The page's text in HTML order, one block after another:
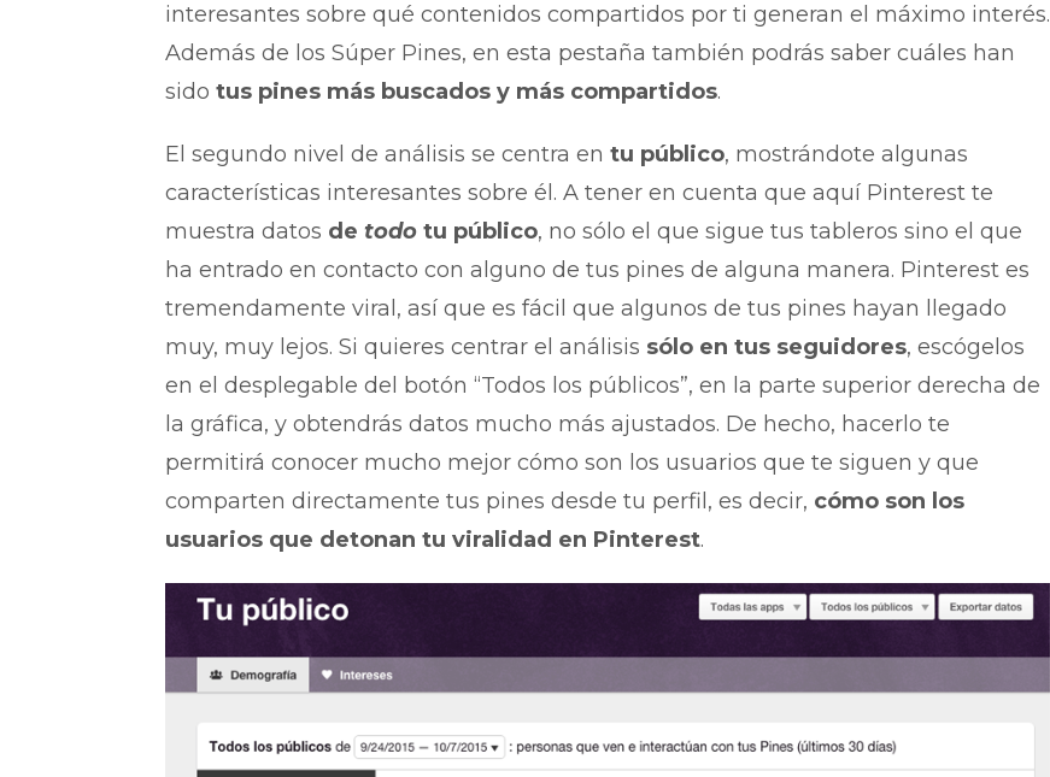
interesantes sobre qué contenidos compartidos por ti generan el máximo interés.
Además de los Súper Pines, en esta pestaña también podrás saber cuáles han
sido tus pines más buscados y más compartidos.
El segundo nivel de análisis se centra en tu público, mostrándote algunas
características interesantes sobre él. A tener en cuenta que aquí Pinterest te
muestra datos de todotu público, no sólo el que sigue tus tableros sino el que
ha entrado en contacto con alguno de tus pines de alguna manera. Pinterest es
tremendamente viral, así que es fácil que algunos de tus pines hayan llegado
muy, muy lejos. Si quieres centrar el análisis sólo en tus seguidores, escógelos
en el desplegable del botón “Todos los públicos”, en la parte superior derecha de
la gráfica, y obtendrás datos mucho más ajustados. De hecho, hacerlo te
permitirá conocer mucho mejor cómo son los usuarios que te siguen y que
comparten directamente tus pines desde tu perfil, es decir, cómo son los
usuarios que detonan tu viralidad en Pinterest.